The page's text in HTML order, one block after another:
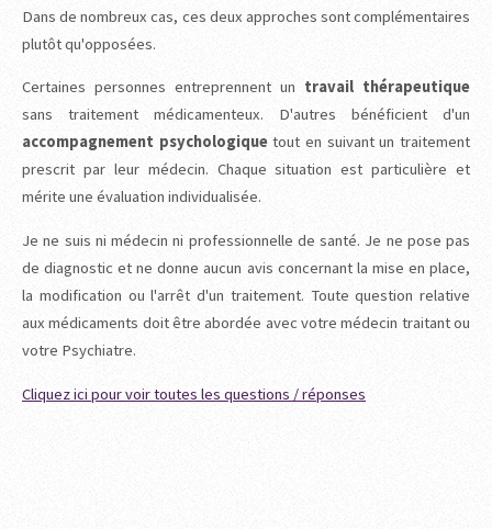
Dans de nombreux cas, ces deux approches sont complémentaires
plutôt qu'opposées.
Certaines personnes entreprennent un travail thérapeutique
sans traitement médicamenteux. D'autres bénéficient d'un
accompagnement psychologiquetout en suivant un traitement
prescrit par leur médecin. Chaque situation est particulière et
mérite une évaluation individualisée.
Je ne suis ni médecin ni professionnelle de santé. Je ne pose pas
de diagnostic et ne donne aucun avis concernant la mise en place,
la modification ou l'arrêt d'un traitement. Toute question relative
aux médicaments doit être abordée avec votre médecin traitant ou
votre Psychiatre.
Cliquez ici pour voir toutes les questions / réponses